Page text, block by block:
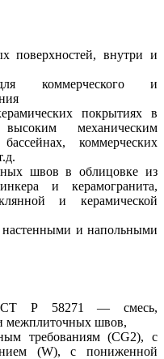
поверхностей, внутри и
коммерческого и
покрытиях в
механическим
коммерческих
швов в облицовке из
и керамогранита,
и керамической
и напольными
Р 58271 — смесь,
межплиточных швов,
требованиям (CG2), с
(W), с пониженной